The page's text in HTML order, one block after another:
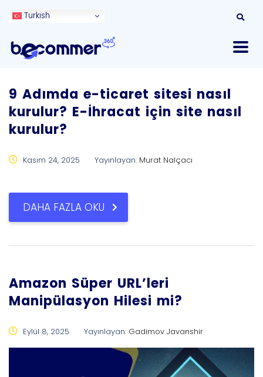
Turkish
9 Adımda e-ticaret sitesi nasıl
kurulur? E-İhracat için site nasıl
kurulur?
Kasım 24, 2025 Yayınlayan: Murat Nalçacı
DAHA FAZLA OKU
Amazon Süper URL’leri
Manipülasyon Hilesi mi?
Eylül 8, 2025 Yayınlayan: Gadimov Javanshir